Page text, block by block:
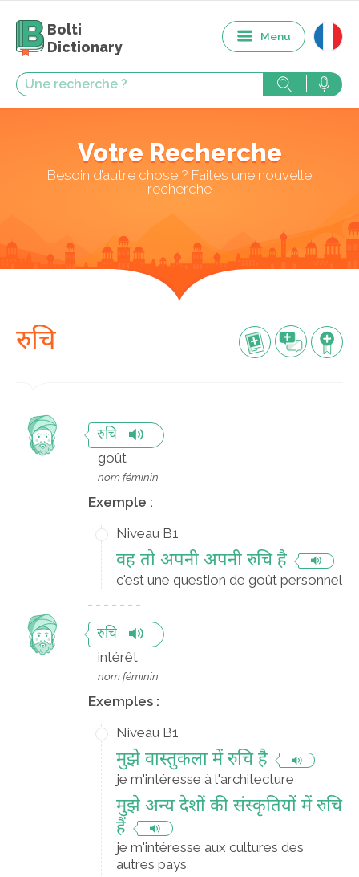
Bolti
Dictionary
Menu
Votre Recherche
Besoin d’autre chose ? Faites une nouvelle
recherche
रुचि
रुचि
goût
nom féminin
Exemple :
Niveau B1
वह तो अपनी अपनी रुचि है
c'est une question de goût personnel
रुचि
intérêt
nom féminin
Exemples :
Niveau B1
मुझे वास्तुकला में रुचि है
je m'intéresse à l'architecture
मुझे अन्य देशों की संस्कृतियों में रुचि
हैं
je m'intéresse aux cultures des
autres pays